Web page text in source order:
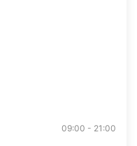
09:00 - 21:00